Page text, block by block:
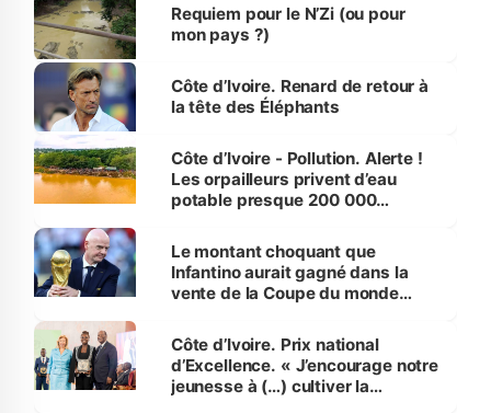
Requiem pour le N’Zi (ou pour
mon pays ?)
Côte d’Ivoire. Renard de retour à
la tête des Éléphants
Côte d’Ivoire - Pollution. Alerte !
Les orpailleurs privent d’eau
potable presque 200 000
Le montant choquant que
Infantino aurait gagné dans la
vente de la Coupe du monde
Côte d’Ivoire. Prix national
d’Excellence. « J’encourage notre
jeunesse à (…) cultiver la